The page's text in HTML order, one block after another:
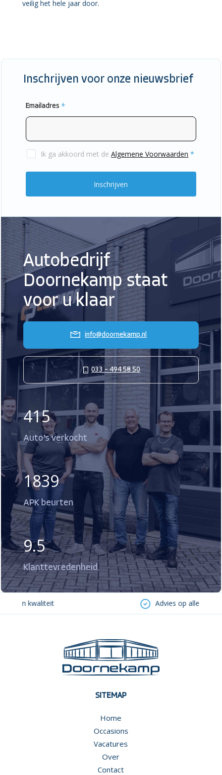
veilig het hele jaar door.
Inschrijven voor onze nieuwsbrief
Emailadres *
Ik ga akkoord met deAlgemene Voorwaarden *
Autobedrijf
Doornekamp staat
voor u klaar
info@doornekamp.nl
033 – 494 58 50
415
Auto’s verkocht
1839
APK beurten
9.5
Klanttevredenheid
en kwaliteit Advies op alle vlakken
SITEMAP
Home
Occasions
Vacatures
Over
Contact